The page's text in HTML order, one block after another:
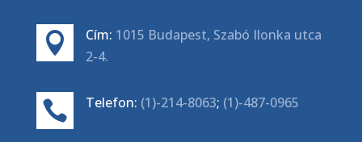
 Cím: 1015 Budapest, Szabó Ilonka utca
2-4.
 Telefon: (1)-214-8063; (1)-487-0965